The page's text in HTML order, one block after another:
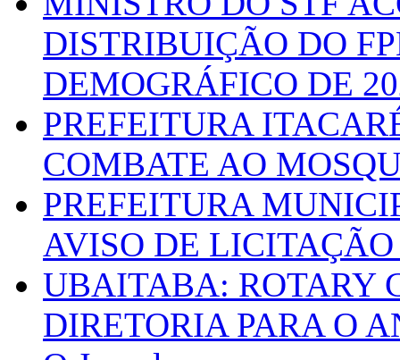
DISTRIBUIÇÃO DO
DEMOGRÁFICO DE
PREFEITURA
COMBATE AO
PREFEITURA
AVISO DE LICITAÇÃO
UBAITABA: ROTARY
DIRETORIA PARA O